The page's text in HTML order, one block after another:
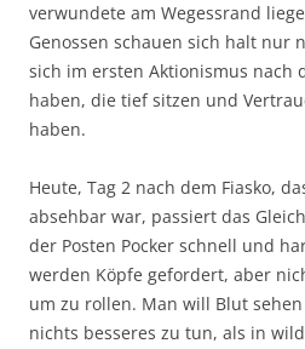
verwundete am Wegessrand
Genossen schauen sich halt nur
sich im ersten Aktionismus nach
haben, die tief sitzen und
haben.
Heute, Tag 2 nach dem Fiasko,
absehbar war, passiert das
der Posten Pocker schnell und
werden Köpfe gefordert, aber
um zu rollen. Man will Blut
nichts besseres zu tun, als in